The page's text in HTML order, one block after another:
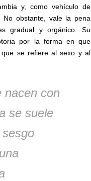
y, como vehículo de
No obstante, vale la pena
gradual y orgánico. Su
por la forma en que
se refiere al sexo y al
nacen con
se suele
sesgo